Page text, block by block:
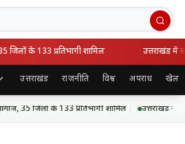
जिलों के 133 प्रतिभागी शामिल उत्तराखंड में
उत्तराखंड राजनीति विश्व अपराध खेल
35 जिलों के 133 प्रतिभागी शामिल उत्तराखंड में